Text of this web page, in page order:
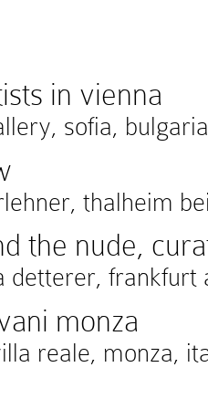
in vienna
sofia, bulgaria
thalheim
the nude,
detterer, frankfurt
monza
reale, monza,